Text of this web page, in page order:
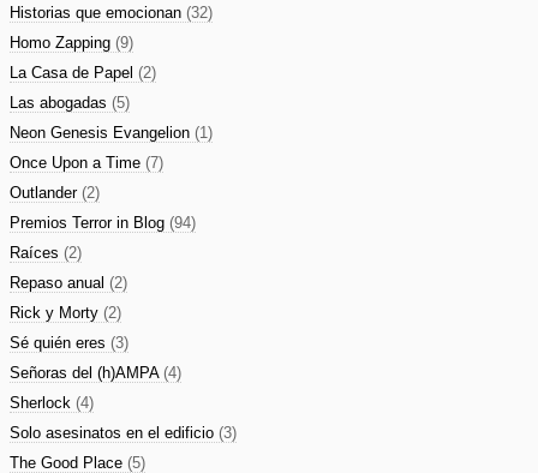
Historias que emocionan (32)
Homo Zapping (9)
La Casa de Papel (2)
Las abogadas (5)
Neon Genesis Evangelion (1)
Once Upon a Time (7)
Outlander (2)
Premios Terror in Blog (94)
Raíces (2)
Repaso anual (2)
Rick y Morty (2)
Sé quién eres (3)
Señoras del (h)AMPA (4)
Sherlock (4)
Solo asesinatos en el edificio (3)
The Good Place (5)